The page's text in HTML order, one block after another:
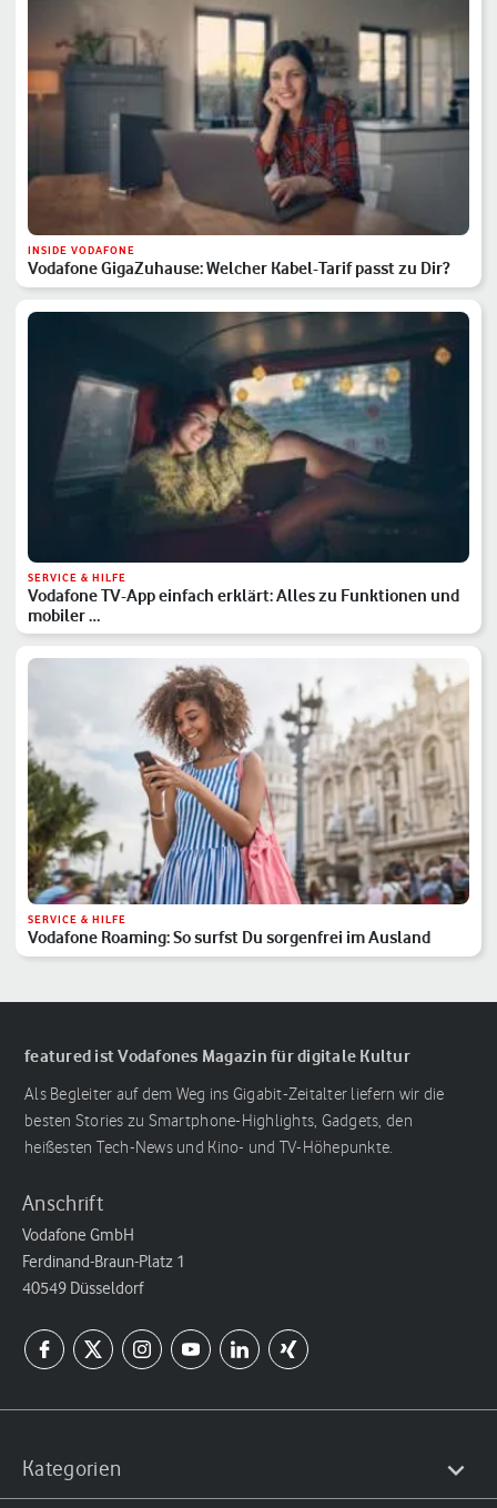
INSIDE VODAFONE
Vodafone GigaZuhause: Welcher Kabel-Tarif passt zu Dir?
SERVICE & HILFE
Vodafone TV-App einfach erklärt: Alles zu Funktionen und
mobiler …
SERVICE & HILFE
Vodafone Roaming: So surfst Du sorgenfrei im Ausland
featured ist Vodafones Magazin für digitale Kultur
Als Begleiter auf dem Weg ins Gigabit-Zeitalter liefern wir die
besten Stories zu Smartphone-Highlights, Gadgets, den
heißesten Tech-News und Kino- und TV-Höhepunkte.
Anschrift
Vodafone GmbH
Ferdinand-Braun-Platz 1
40549 Düsseldorf
Kategorien